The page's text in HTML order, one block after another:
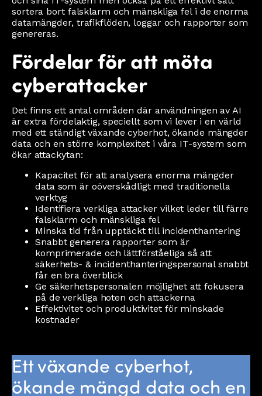
sortera bort falsklarm och mänskliga fel i de enorma
datamängder, trafikflöden, loggar och rapporter som
genereras.
Fördelar för att möta
cyberattacker
Det finns ett antal områden där användningen av AI
är extra fördelaktig, speciellt som vi lever i en värld
med ett ständigt växande cyberhot, ökande mängder
data och en större komplexitet i våra IT-system som
ökar attackytan:
Kapacitet för att analysera enorma mängder
data som är oöverskådligt med traditionella
verktyg
Identifiera verkliga attacker vilket leder till färre
falsklarm och mänskliga fel
Minska tid från upptäckt till incidenthantering
Snabbt generera rapporter som är
komprimerade och lättförståeliga så att
säkerhets- & incidenthanteringspersonal snabbt
får en bra överblick
Ge säkerhetspersonalen möjlighet att fokusera
på de verkliga hoten och attackerna
Effektivitet och produktivitet för minskade
kostnader
Ett växande cyberhot,
ökande mängd data och en